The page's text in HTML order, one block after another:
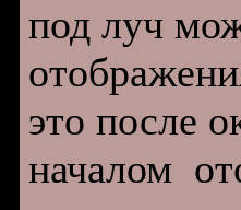
под луч
это после
началом